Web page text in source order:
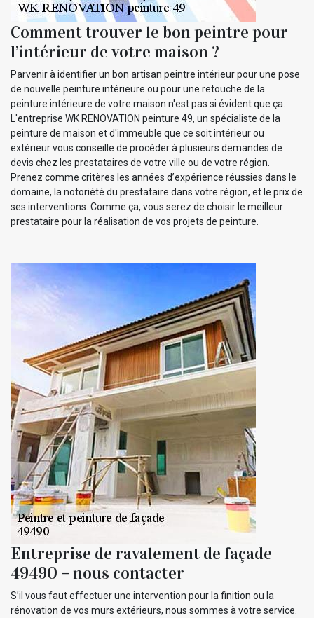
Comment trouver le bon peintre pour
l’intérieur de votre maison ?
Parvenir à identifier un bon artisan peintre intérieur pour une pose
de nouvelle peinture intérieure ou pour une retouche de la
peinture intérieure de votre maison n'est pas si évident que ça.
L'entreprise WK RENOVATION peinture 49, un spécialiste de la
peinture de maison et d'immeuble que ce soit intérieur ou
extérieur vous conseille de procéder à plusieurs demandes de
devis chez les prestataires de votre ville ou de votre région.
Prenez comme critères les années d’expérience réussies dans le
domaine, la notoriété du prestataire dans votre région, et le prix de
ses interventions. Comme ça, vous serez de choisir le meilleur
prestataire pour la réalisation de vos projets de peinture.
Entreprise de ravalement de façade
49490 – nous contacter
S’il vous faut effectuer une intervention pour la finition ou la
rénovation de vos murs extérieurs, nous sommes à votre service.